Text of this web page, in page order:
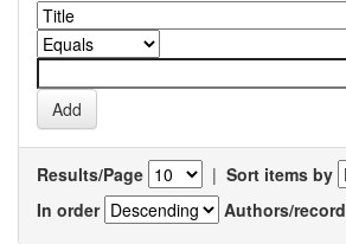
Results/Page | Sort items by
In order
Authors/record